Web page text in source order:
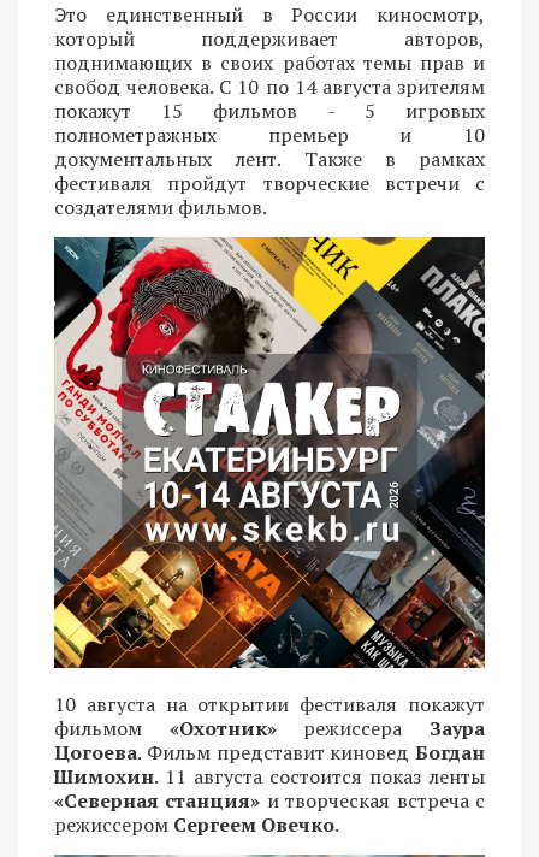
Это единственный в России киносмотр,
который поддерживает авторов,
поднимающих в своих работах темы прав и
свобод человека. С 10 по 14 августа зрителям
покажут 15 фильмов - 5 игровых
полнометражных премьер и 10
документальных лент. Также в рамках
фестиваля пройдут творческие встречи с
создателями фильмов.
10 августа на открытии фестиваля покажут
фильмом «Охотник»режиссера Заура
Цогоева. Фильм представит киновед Богдан
Шимохин. 11 августа состоится показ ленты
«Северная станция» и творческая встреча с
режиссером Сергеем Овечко.